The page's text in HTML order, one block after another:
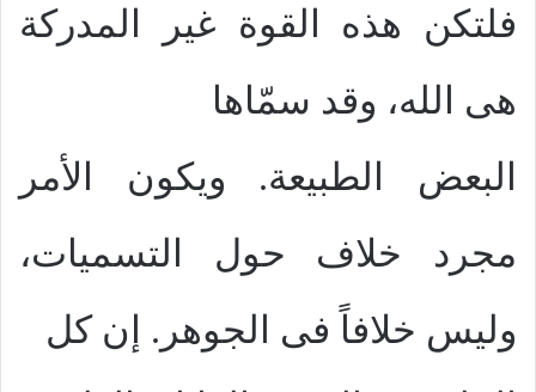
فلتكن هذه القوة غير المدركة
هى الله، وقد سمّاها
البعض الطبيعة. ويكون الأمر
مجرد خلاف حول التسميات،
وليس خلافاً فى الجوهر. إن كل